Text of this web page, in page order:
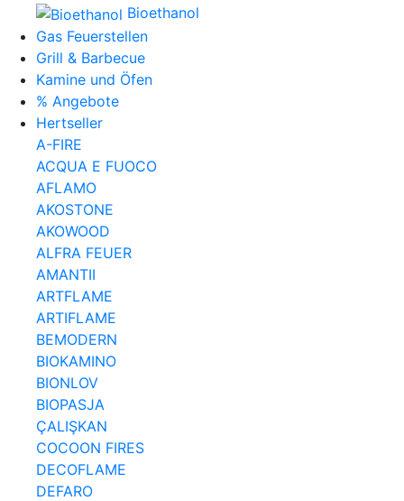
Bioethanol
Gas Feuerstellen
Grill & Barbecue
Kamine und Öfen
% Angebote
Hertseller
A-FIRE
ACQUA E FUOCO
AFLAMO
AKOSTONE
AKOWOOD
ALFRA FEUER
AMANTII
ARTFLAME
ARTIFLAME
BEMODERN
BIOKAMINO
BIONLOV
BIOPASJA
ÇALIŞKAN
COCOON FIRES
DECOFLAME
DEFARO